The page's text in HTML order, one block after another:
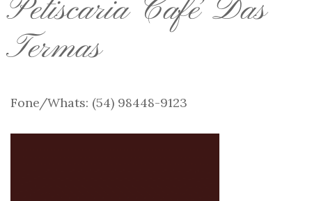
Petiscaria Café Das
Termas
Fone/Whats: (54) 98448-9123